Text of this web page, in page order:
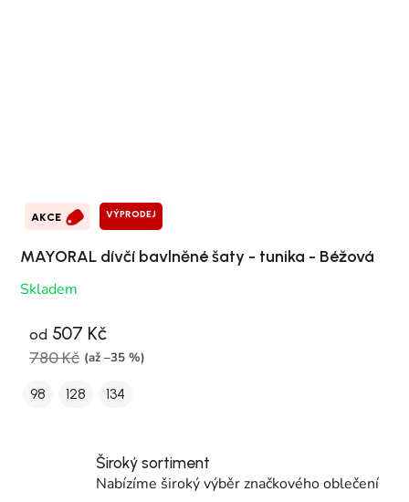
AKCE VÝPRODEJ
MAYORAL dívčí bavlněné šaty - tunika - Béžová
Skladem
od 507 Kč
780 Kč (až –35 %)
98 128 134
Široký sortiment
Nabízíme široký výběr značkového oblečení